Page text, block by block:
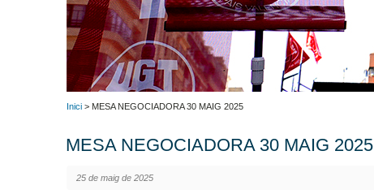
Inici > MESA NEGOCIADORA 30 MAIG 2025
MESA NEGOCIADORA 30 MAIG 2025
25 de maig de 2025